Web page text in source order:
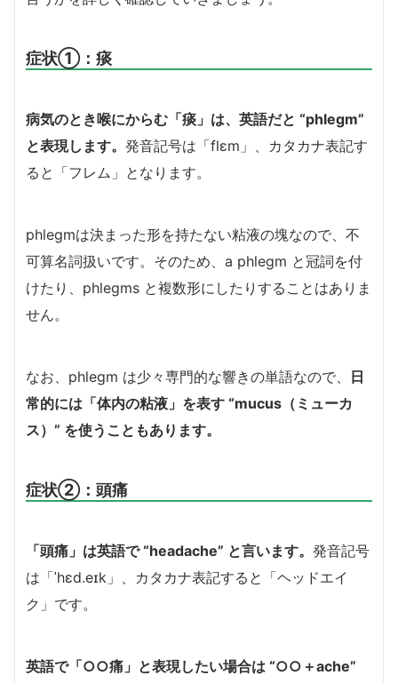
症状①：痰
病気のとき喉にからむ「痰」は、英語だと “phlegm”
と表現します。 発音記号は「flɛm」、カタカナ表記す
ると「フレム」となります。
phlegmは決まった形を持たない粘液の塊なので、不
可算名詞扱いです。そのため、a phlegm と冠詞を付
けたり、phlegms と複数形にしたりすることはありま
せん。
なお、phlegm は少々専門的な響きの単語なので、
日
常的には「体内の粘液」を表す “mucus（ミューカ
ス）” を使うこともあります。
症状②：頭痛
「頭痛」は英語で “headache” と言います。 発音記号
は「ˈhɛd.eɪk」、カタカナ表記すると「ヘッドエイ
ク」です。
英語で「○○痛」と表現したい場合は “○○＋ache”